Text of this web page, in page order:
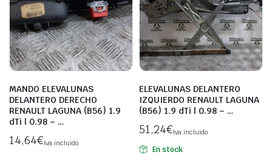
MANDO ELEVALUNAS
DELANTERO DERECHO
RENAULT LAGUNA (B56) 1.9
dTi | 0.98 – …
14,64€Iva incluido
ELEVALUNAS DELANTERO
IZQUIERDO RENAULT LAGUNA
(B56) 1.9 dTi | 0.98 – …
51,24€Iva incluido
En stock